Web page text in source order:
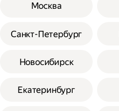
Москва
Санкт-Петербург
Новосибирск
Екатеринбург